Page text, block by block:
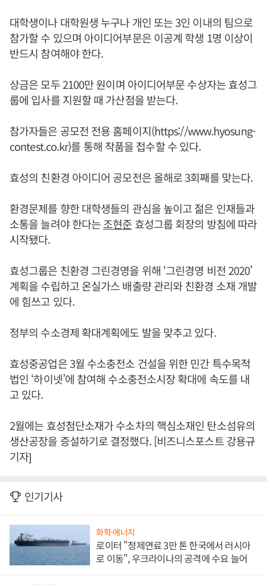
대학생이나 대학원생 누구나 개인 또는 3인 이내의 팀으로
참가할 수 있으며 아이디어부문은 이공계 학생 1명 이상이
반드시 참여해야 한다.
상금은 모두 2100만 원이며 아이디어부문 수상자는 효성그
룹에 입사를 지원할 때 가산점을 받는다.
참가자들은 공모전 전용 홈페이지(https://www.hyosung-
contest.co.kr)를 통해 작품을 접수할 수 있다.
효성의 친환경 아이디어 공모전은 올해로 3회째를 맞는다.
환경문제를 향한 대학생들의 관심을 높이고 젊은 인재들과
소통을 늘려야 한다는조현준 효성그룹 회장의 방침에 따라
시작됐다.
효성그룹은 친환경 그린경영을 위해 ‘그린경영 비전 2020’
계획을 수립하고 온실가스 배출량 관리와 친환경 소재 개발
에 힘쓰고 있다.
정부의 수소경제 확대계획에도 발을 맞추고 있다.
효성중공업은 3월 수소충전소 건설을 위한 민간 특수목적
법인 ‘하이넷’에 참여해 수소충전소시장 확대에 속도를 내
고 있다.
2월에는 효성첨단소재가 수소차의 핵심소재인 탄소섬유의
생산공장을 증설하기로 결정했다. [비즈니스포스트 강용규
기자]
인기기사
화학·에너지
로이터 "정제연료 3만 톤 한국에서 러시아
로 이동", 우크라이나의 공격에 수요 늘어